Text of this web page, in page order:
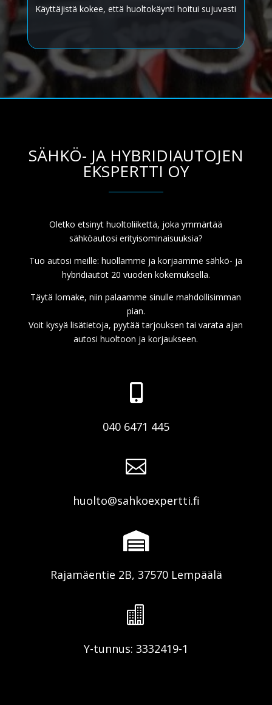
Käyttäjistä kokee, että huoltokäynti hoitui sujuvasti
SÄHKÖ- JA HYBRIDIAUTOJEN
EKSPERTTI OY
Oletko etsinyt huoltoliikettä, joka ymmärtää
sähköautosi erityisominaisuuksia?
Tuo autosi meille: huollamme ja korjaamme sähkö- ja
hybridiautot 20 vuoden kokemuksella.
Täytä lomake, niin palaamme sinulle mahdollisimman
pian.
Voit kysyä lisätietoja, pyytää tarjouksen tai varata ajan
autosi huoltoon ja korjaukseen.

040 6471 445

huolto@sahkoexpertti.fi

Rajamäentie 2B, 37570 Lempäälä

Y-tunnus: 3332419-1